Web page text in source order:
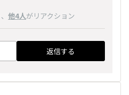
、 他4人がリアクション
返信する